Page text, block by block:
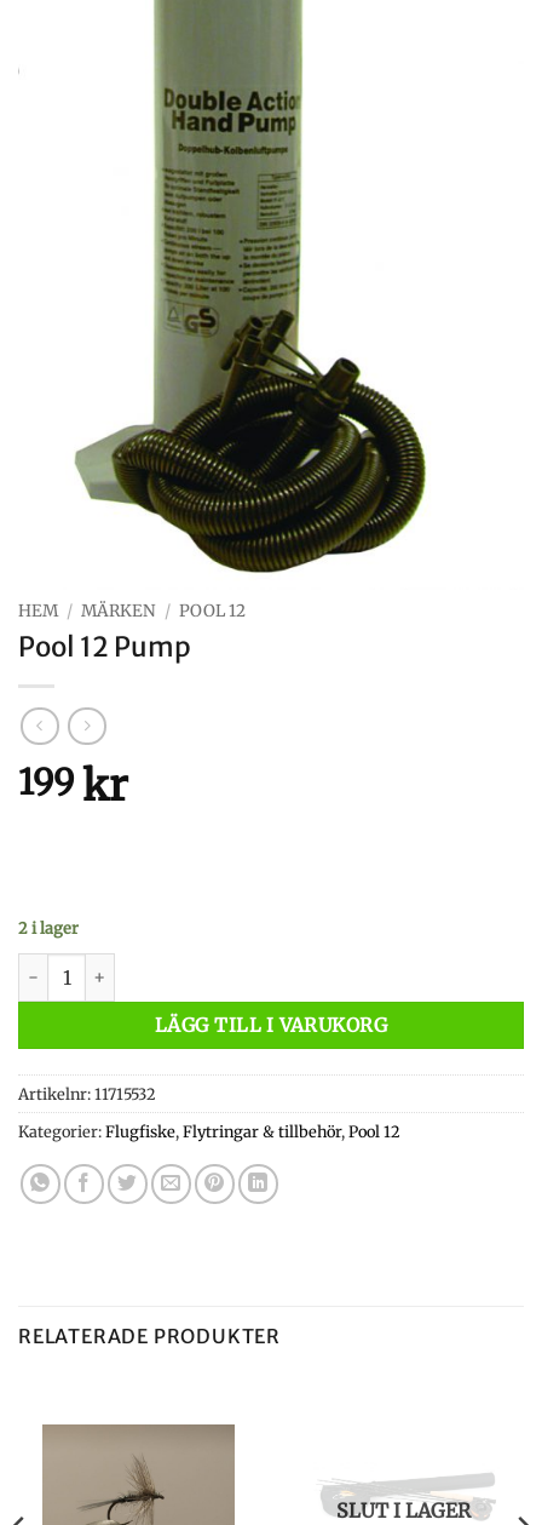
HEM / MÄRKEN / POOL 12
Pool 12 Pump
199kr
2 i lager
Pool 12 Pump mängd
LÄGG TILL I VARUKORG
Artikelnr:11715532
Kategorier:Flugfiske,Flytringar & tillbehör,Pool 12
RELATERADE PRODUKTER
SLUT I LAGER